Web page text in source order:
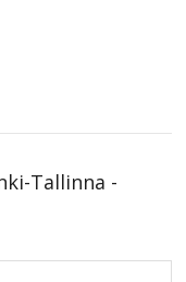
Tallinna -